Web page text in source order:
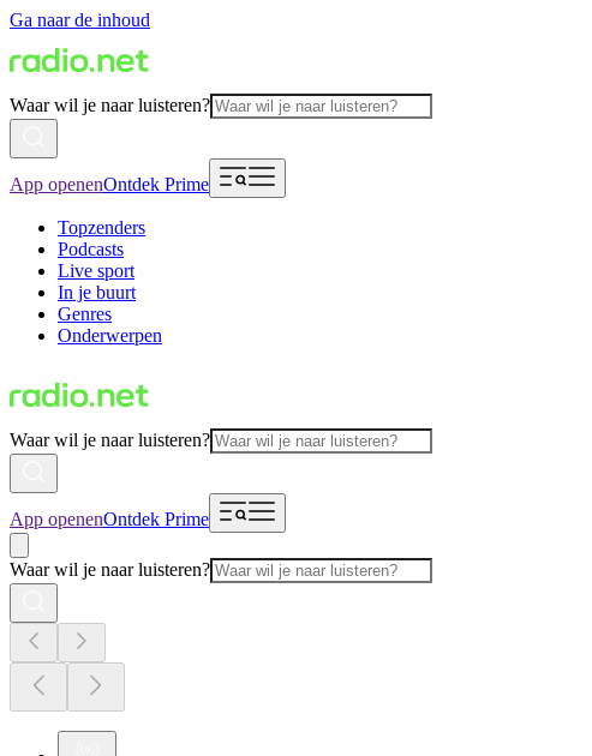
Ga naar de inhoud
Waar wil je naar luisteren?
App openenOntdek Prime
Topzenders
Podcasts
Live sport
In je buurt
Genres
Onderwerpen
Waar wil je naar luisteren?
App openenOntdek Prime
Waar wil je naar luisteren?